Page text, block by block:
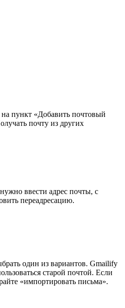
пункт «Добавить почтовый
почту из других
ввести адрес почты, с
переадресацию.
один из вариантов. Gmailify
старой почтой. Если
«импортировать письма».